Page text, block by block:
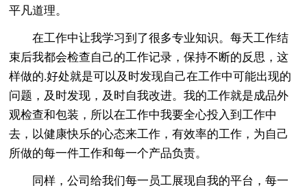
平凡道理。
在工作中让我学习到了很多专业知识。每天工作结
束后我都会检查自己的工作记录，保持不断的反思，这
样做的.好处就是可以及时发现自己在工作中可能出现的
问题，及时发现，及时自我改进。我的工作就是成品外
观检查和包装，所以在工作中我要全心投入到工作中
去，以健康快乐的心态来工作，有效率的工作，为自己
所做的每一件工作和每一个产品负责。
同样，公司给我们每一员工展现自我的平台，每一